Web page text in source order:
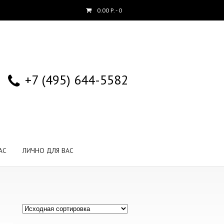
0.00 Р.- 0
+7 (495) 644-5582
ЛИЧНО ДЛЯ ВАС